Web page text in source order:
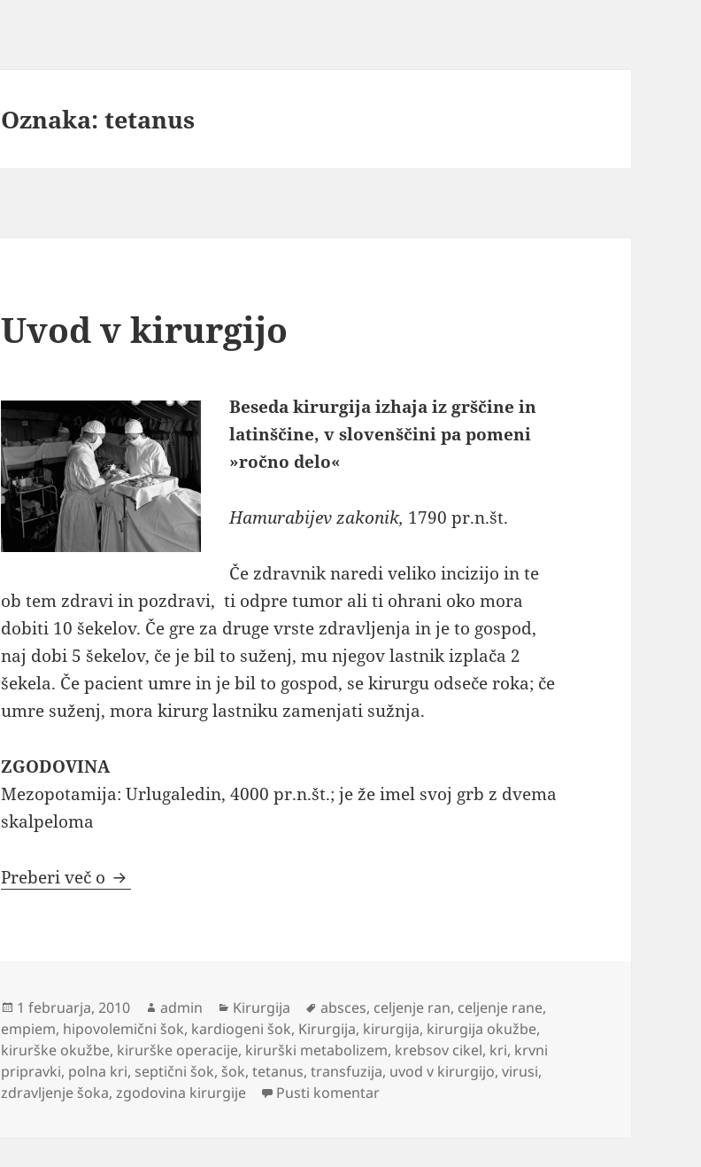
Oznaka:tetanus
Uvod v kirurgijo
Beseda kirurgija izhaja iz grščine in
latinščine, v slovenščini pa pomeni
»ročno delo«
Hamurabijev zakonik, 1790 pr.n.št.
Če zdravnik naredi veliko incizijo in te
ob tem zdravi in pozdravi, ti odpre tumor ali ti ohrani oko mora
dobiti 10 šekelov. Če gre za druge vrste zdravljenja in je to gospod,
naj dobi 5 šekelov, če je bil to suženj, mu njegov lastnik izplača 2
šekela. Če pacient umre in je bil to gospod, se kirurgu odseče roka; če
umre suženj, mora kirurg lastniku zamenjati sužnja.
ZGODOVINA
Mezopotamija: Urlugaledin, 4000 pr.n.št.; je že imel svoj grb z dvema
skalpeloma
Preberi več o Uvod v kirurgijo
Objavljeno
dne
1 februarja, 2010 Avtor
admin Kategorije
Kirurgija Oznake
absces, celjenje ran, celjenje rane,
empiem, hipovolemični šok, kardiogeni šok, Kirurgija, kirurgija, kirurgija okužbe,
kirurške okužbe, kirurške operacije, kirurški metabolizem, krebsov cikel, kri, krvni
pripravki, polna kri, septični šok, šok,tetanus,transfuzija, uvod v kirurgijo,virusi,
zdravljenje šoka,zgodovina kirurgije Pusti komentarna Uvod v kirurgijo